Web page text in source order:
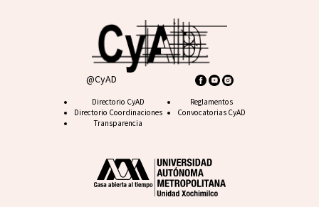
@CyAD
Footer CyAD
Directorio CyAD
Directorio Coordinaciones
Transparencia
Footer FAQ
Reglamentos
Convocatorias CyAD